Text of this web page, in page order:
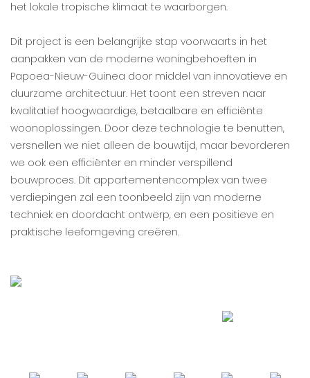
het lokale tropische klimaat te waarborgen.
Dit project is een belangrijke stap voorwaarts in het
aanpakken van de moderne woningbehoeften in
Papoea-Nieuw-Guinea door middel van innovatieve en
duurzame architectuur. Het toont een streven naar
kwalitatief hoogwaardige, betaalbare en efficiënte
woonoplossingen. Door deze technologie te benutten,
versnellen we niet alleen de bouwtijd, maar bevorderen
we ook een efficiënter en minder verspillend
bouwproces. Dit appartementencomplex van twee
verdiepingen zal een toonbeeld zijn van moderne
techniek en doordacht ontwerp, en een positieve en
praktische leefomgeving creëren.